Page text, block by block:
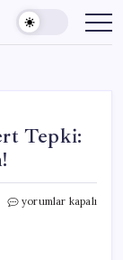
Tepki:
Türkiye’den
yorumlar kapalı